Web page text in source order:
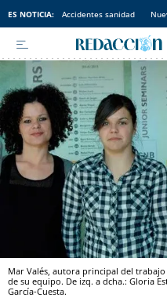
ES NOTICIA: Accidentes sanidad
Mar Valés, autora principal del
de su equipo. De izq. a dcha.: Gloria
García-Cuesta.